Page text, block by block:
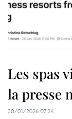
Les spas
la presse
30/01/2026 07:34